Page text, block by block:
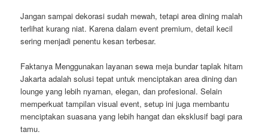
Jangan sampai dekorasi sudah mewah, tetapi area dining malah
terlihat kurang niat. Karena dalam event premium, detail kecil
sering menjadi penentu kesan terbesar.
Faktanya Menggunakan layanan sewa meja bundar taplak hitam
Jakarta adalah solusi tepat untuk menciptakan area dining dan
lounge yang lebih nyaman, elegan, dan profesional. Selain
memperkuat tampilan visual event, setup ini juga membantu
menciptakan suasana yang lebih hangat dan eksklusif bagi para
tamu.